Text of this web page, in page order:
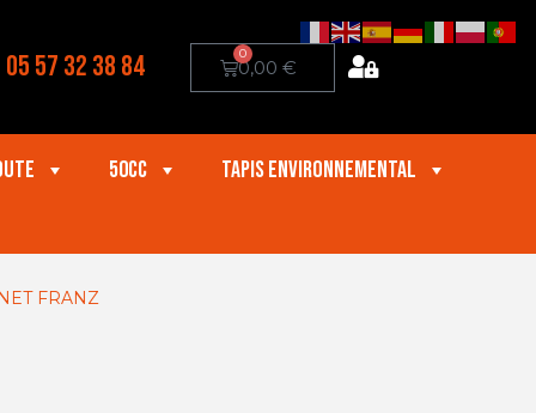
05 57 32 38 84 0,00 €
0
50cc Tapis Environnemental
FRANZ